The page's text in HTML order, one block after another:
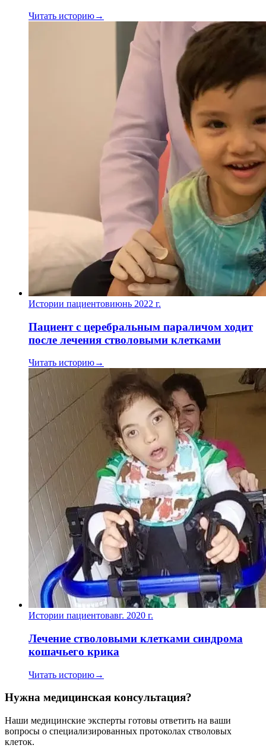
Читать историю→
Истории пациентовиюнь 2022 г.
Пациент с церебральным параличом ходит
после лечения стволовыми клетками
Читать историю→
Истории пациентовавг. 2020 г.
Лечение стволовыми клетками синдрома
кошачьего крика
Читать историю→
Нужна медицинская консультация?
Наши медицинские эксперты готовы ответить на ваши
вопросы о специализированных протоколах стволовых
клеток.